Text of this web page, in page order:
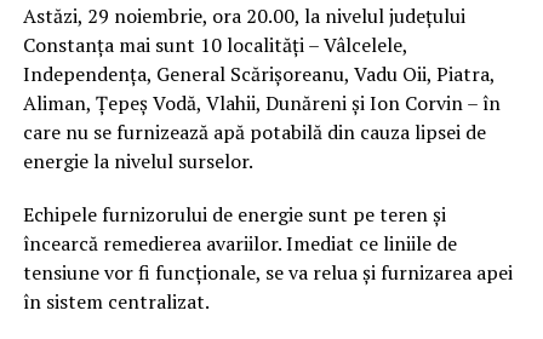
Astăzi, 29 noiembrie, ora 20.00, la nivelul județului
Constanța mai sunt 10 localități – Vâlcelele,
Independența, General Scărișoreanu, Vadu Oii, Piatra,
Aliman, Țepeș Vodă, Vlahii, Dunăreni și Ion Corvin – în
care nu se furnizează apă potabilă din cauza lipsei de
energie la nivelul surselor.
Echipele furnizorului de energie sunt pe teren și
încearcă remedierea avariilor. Imediat ce liniile de
tensiune vor fi funcționale, se va relua și furnizarea apei
în sistem centralizat.